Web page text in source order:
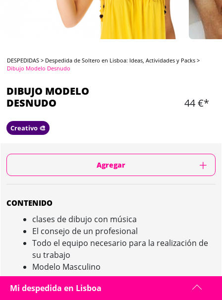
DESPEDIDAS > Despedida de Soltero en Lisboa: Ideas, Actividades y Packs >
Dibujo Modelo Desnudo
DIBUJO MODELO
DESNUDO
44 €*
Creativo 🎨
Agregar
CONTENIDO
clases de dibujo con música
El consejo de un profesional
Todo el equipo necesario para la realización de
su trabajo
Modelo Masculino
Mi despedida en Lisboa